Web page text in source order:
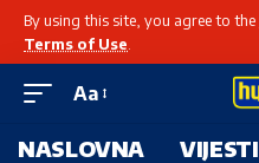
By using this site, you agree to the
Terms of Use
Aa
NASLOVNA VIJESTI